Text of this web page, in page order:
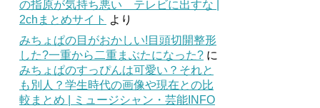
の指原が気持ち悪い テレビに出すな |
2chまとめサイト より
みちょぱの目がおかしい!目頭切開整形
した?一重から二重まぶたになった? に
みちょぱのすっぴんは可愛い？それと
も別人？学生時代の画像や現在との比
較まとめ | ミュージシャン・芸能INFO